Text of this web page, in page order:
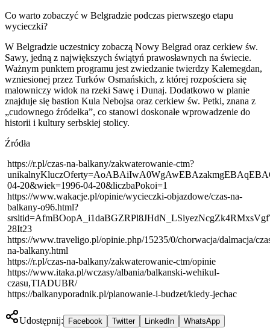
Co warto zobaczyć w Belgradzie podczas pierwszego etapu
wycieczki?
W Belgradzie uczestnicy zobaczą Nowy Belgrad oraz cerkiew św.
Sawy, jedną z największych świątyń prawosławnych na świecie.
Ważnym punktem programu jest zwiedzanie twierdzy Kalemegdan,
wzniesionej przez Turków Osmańskich, z której rozpościera się
malowniczy widok na rzeki Sawę i Dunaj. Dodatkowo w planie
znajduje się bastion Kula Nebojsa oraz cerkiew św. Petki, znana z
„cudownego źródełka”, co stanowi doskonałe wprowadzenie do
historii i kultury serbskiej stolicy.
Źródła
https://r.pl/czas-na-balkany/zakwaterowanie-ctm?
04-20&wiek=1996-04-20&liczbaPokoi=1
https://www.wakacje.pl/opinie/wycieczki-objazdowe/czas-na-
balkany-o96.html?
28It23
https://www.traveligo.pl/opinie.php/15235/0/chorwacja/dalmacja/
na-balkany.html
https://r.pl/czas-na-balkany/zakwaterowanie-ctm/opinie
https://www.itaka.pl/wczasy/albania/balkanski-wehikul-
czasu,TIADUBR/
https://balkanyporadnik.pl/planowanie-i-budzet/kiedy-jechac
Udostępnij: Facebook Twitter LinkedIn WhatsApp